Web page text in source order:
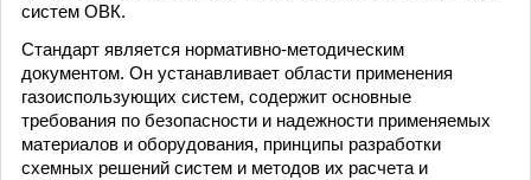
систем ОВК.
Стандарт является нормативно-методическим
документом. Он устанавливает области применения
газоиспользующих систем, содержит основные
требования по безопасности и надежности применяемых
материалов и оборудования, принципы разработки
схемных решений систем и методов их расчета и